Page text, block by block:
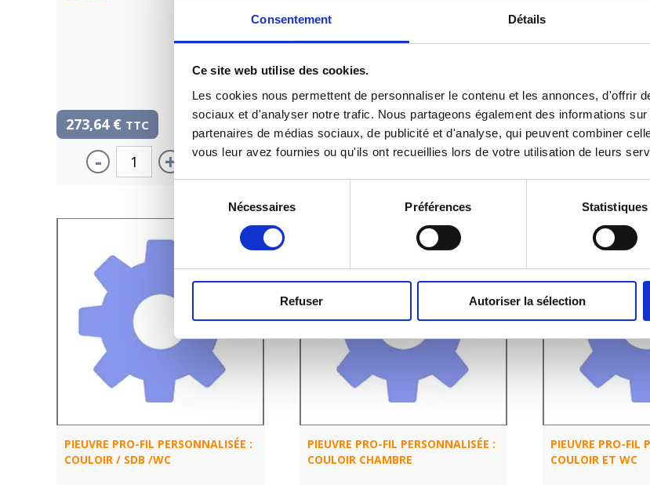
Consentement Détails
Ce site web utilise des cookies.
Les cookies nous permettent de personnaliser le contenu et les annonces, d'offrir
sociaux et d'analyser notre trafic. Nous partageons également des informations
partenaires de médias sociaux, de publicité et d'analyse, qui peuvent combiner
vous leur avez fournies ou qu'ils ont recueillies lors de votre utilisation de leurs
consentement
Nécessaires Préférences Statistiques
Refuser Autoriser la sélection
273,64 € TTC
- +
332,88€ TTC
- +
353,87€
-
PIEUVRE PRO-FIL PERSONNALISÉE :
COULOIR / SDB /WC
PIEUVRE PRO-FIL PERSONNALISÉE :
COULOIR CHAMBRE
PIEUVRE PRO-FIL
COULOIR ET WC